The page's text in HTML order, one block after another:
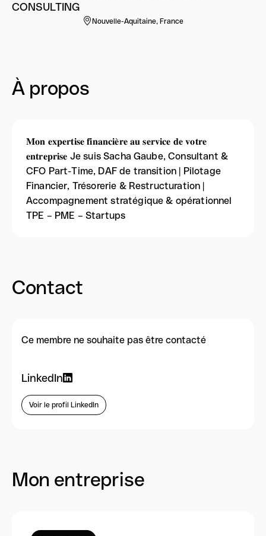
CONSULTING
Nouvelle-Aquitaine, France
À propos
𝐌𝐨𝐧 𝐞𝐱𝐩𝐞𝐫𝐭𝐢𝐬𝐞 𝐟𝐢𝐧𝐚𝐧𝐜𝐢𝐞̀𝐫𝐞 𝐚𝐮 𝐬𝐞𝐫𝐯𝐢𝐜𝐞 𝐝𝐞 𝐯𝐨𝐭𝐫𝐞
𝐞𝐧𝐭𝐫𝐞𝐩𝐫𝐢𝐬𝐞 Je suis Sacha Gaube, Consultant &
CFO Part-Time, DAF de transition | Pilotage
Financier, Trésorerie & Restructuration |
Accompagnement stratégique & opérationnel
TPE – PME – Startups
Contact
Ce membre ne souhaite pas être contacté
LinkedIn
Voir le profil LinkedIn
Mon entreprise